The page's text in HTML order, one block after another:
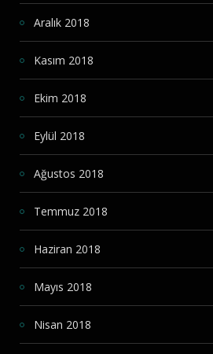
Aralık 2018
Kasım 2018
Ekim 2018
Eylül 2018
Ağustos 2018
Temmuz 2018
Haziran 2018
Mayıs 2018
Nisan 2018